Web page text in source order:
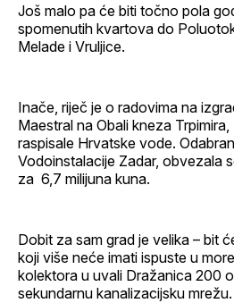
Još malo pa će biti točno pola
spomenutih kvartova do
Melade i Vruljice.
Inače, riječ je o radovima na
Maestral na Obali kneza
raspisale Hrvatske vode.
Vodoinstalacije Zadar, obvezala
za 6,7 milijuna kuna.
Dobit za sam grad je velika – bit
koji više neće imati ispuste u
kolektora u uvali Dražanica 200
sekundarnu kanalizacijsku mrežu.